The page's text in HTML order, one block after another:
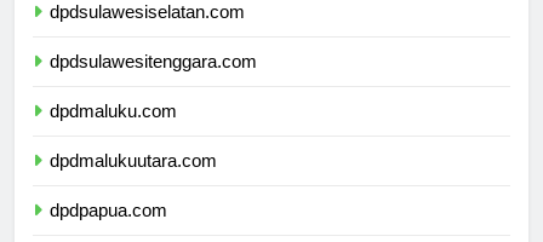
dpdsulawesiselatan.com
dpdsulawesitenggara.com
dpdmaluku.com
dpdmalukuutara.com
dpdpapua.com